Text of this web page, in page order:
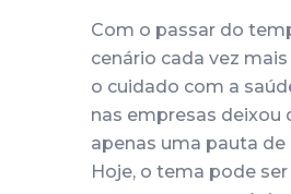
Com o passar do
cenário cada vez
o cuidado com a
nas empresas deixou
apenas uma pauta
Hoje, o tema pode